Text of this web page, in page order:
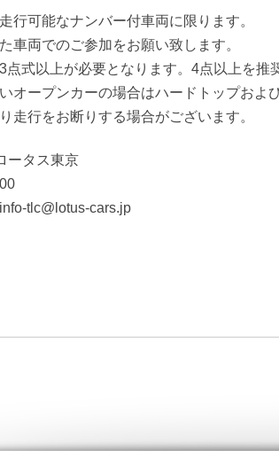
行可能なナンバー付車両に限ります。
車両でのご参加をお願い致します。
点式以上が必要となります。4点以上を推
オープンカーの場合はハードトップおよ
走行をお断りする場合がございます。
ータス東京
tlc@lotus-cars.jp